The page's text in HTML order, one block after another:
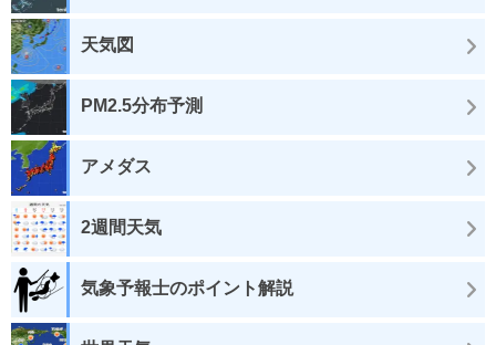
天気図
PM2.5分布予測
アメダス
2週間天気
気象予報士のポイント解説